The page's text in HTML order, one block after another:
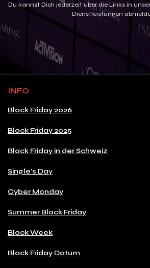
Du kannst Dich jederzeit über die Links in
Dienstleistungen
INFO
Black Friday 2026
Black Friday 2025
Black Friday in der Schweiz
Single's Day
Cyber Monday
Summer Black Friday
Black Week
Black Friday Datum